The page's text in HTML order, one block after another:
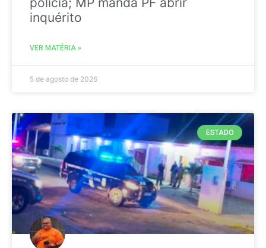
inquérito
VER MATÉRIA »
5 de agosto de 2026
ESTADO